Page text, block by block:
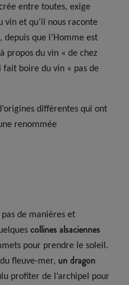
entre toutes, exige
vin et qu’il nous raconte
depuis que l’Homme est
propos du vin « de chez
fait boire du vin « pas de
différentes qui ont
renommée
de manières et
collines alsaciennes
pour prendre le soleil.
fleuve-mer, un dragon
profiter de l’archipel pour